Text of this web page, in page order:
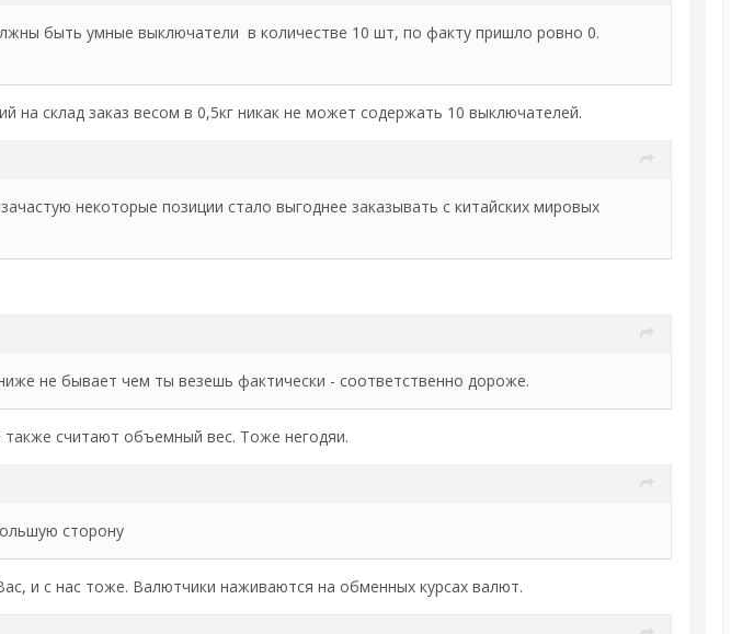
быть умные выключатели в количестве 10 шт, по факту пришло ровно 0.
на склад заказ весом в 0,5кг никак не может содержать 10 выключателей.
некоторые позиции стало выгоднее заказывать с китайских мировых
не бывает чем ты везешь фактически - соответственно дороже.
считают объемный вес. Тоже негодяи.
сторону
и с нас тоже. Валютчики наживаются на обменных курсах валют.